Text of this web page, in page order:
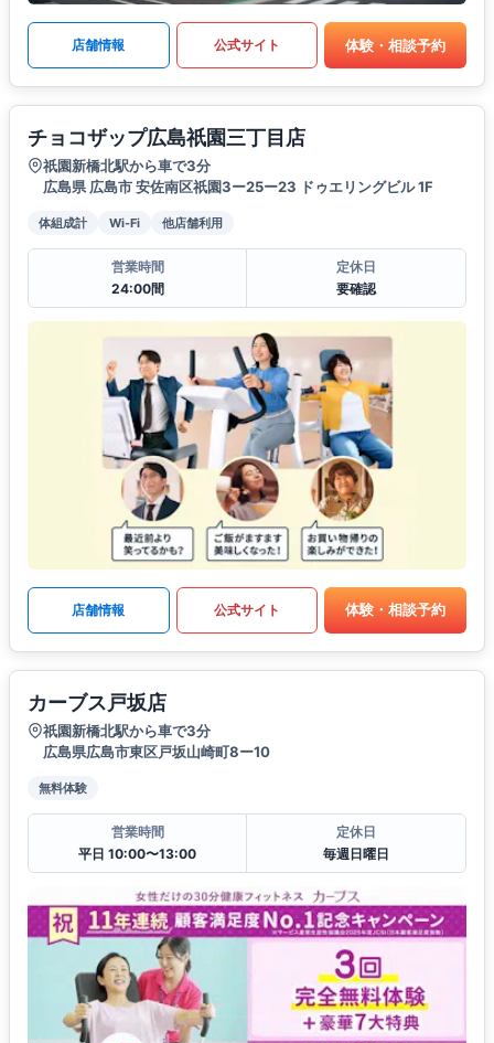
店舗情報 公式サイト 体験・相談予約
チョコザップ広島祇園三丁目店
祇園新橋北駅から車で3分
広島県 広島市 安佐南区祇園3ー25ー23 ドゥエリングビル 1F
体組成計 Wi-Fi 他店舗利用
営業時間
24:00間
定休日
要確認
店舗情報 公式サイト 体験・相談予約
カーブス戸坂店
祇園新橋北駅から車で3分
広島県広島市東区戸坂山崎町8ー10
無料体験
営業時間
平日 10:00〜13:00
定休日
毎週日曜日